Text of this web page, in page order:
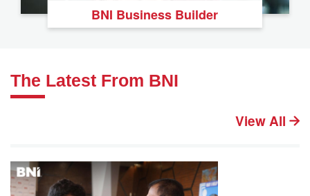
BNI Business Builder
The Latest From BNI
View All